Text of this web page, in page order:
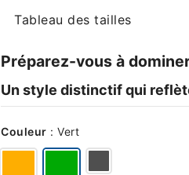
Tableau des tailles
Préparez-vous à
Un style distinctif qui
Couleur : Vert